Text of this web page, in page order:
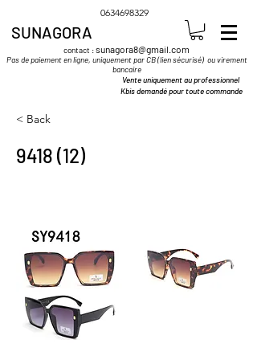
0634698329
SUNAGORA
contact :sunagora8@gmail.com
Pas de paiement en ligne, uniquement par CB (lien sécurisé) ou virement
bancaire
Vente uniquement au professionnel
Kbis demandé pour toute commande
< Back
9418 (12)